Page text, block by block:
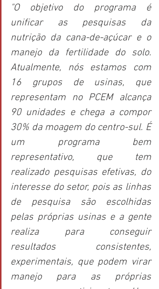
"O objetivo do programa é
unificar as pesquisas da
nutrição da cana-de-açúcar e o
manejo da fertilidade do solo.
Atualmente, nós estamos com
16 grupos de usinas, que
representam no PCEM alcança
90 unidades e chega a compor
30% da moagem do centro-sul. É
um programa bem
representativo, que tem
realizado pesquisas efetivas, do
interesse do setor, pois as linhas
de pesquisa são escolhidas
pelas próprias usinas e a gente
realiza para conseguir
resultados consistentes,
experimentais, que podem virar
manejo para as próprias